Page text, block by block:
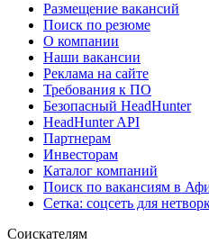
Размещение вакансий
Поиск по резюме
О компании
Наши вакансии
Реклама на сайте
Требования к ПО
Безопасный HeadHunter
HeadHunter API
Партнерам
Инвесторам
Каталог компаний
Поиск по вакансиям в
Сетка: соцсеть для
Соискателям